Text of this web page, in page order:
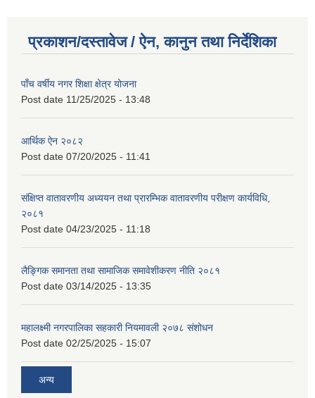
प्रकाशन/दस्तावेज / ऐन, कानुन तथा निर्देशिका
पाँच वर्षीय नगर शिक्षा क्षेत्र योजना
Post date 11/25/2025 - 13:48
आर्थिक ऐन २०८२
Post date 07/20/2025 - 11:41
संक्षिप्त वातावरणीय अध्ययन तथा प्रारम्भिक वातावरणीय परीक्षण कार्यविधि,
२०८१
Post date 04/23/2025 - 11:18
लैङ्गिक समानता तथा सामाजिक समावेशीकरण नीति २०८१
Post date 03/14/2025 - 13:35
महालक्ष्मी नगरपालिका सहकारी नियमावली २०७८ संशोधन
Post date 02/25/2025 - 15:07
अन्य